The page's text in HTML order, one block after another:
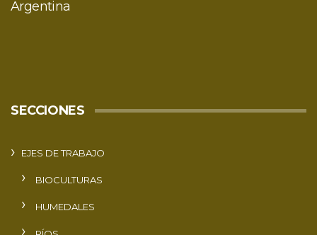
Argentina
SECCIONES
EJES DE TRABAJO
BIOCULTURAS
HUMEDALES